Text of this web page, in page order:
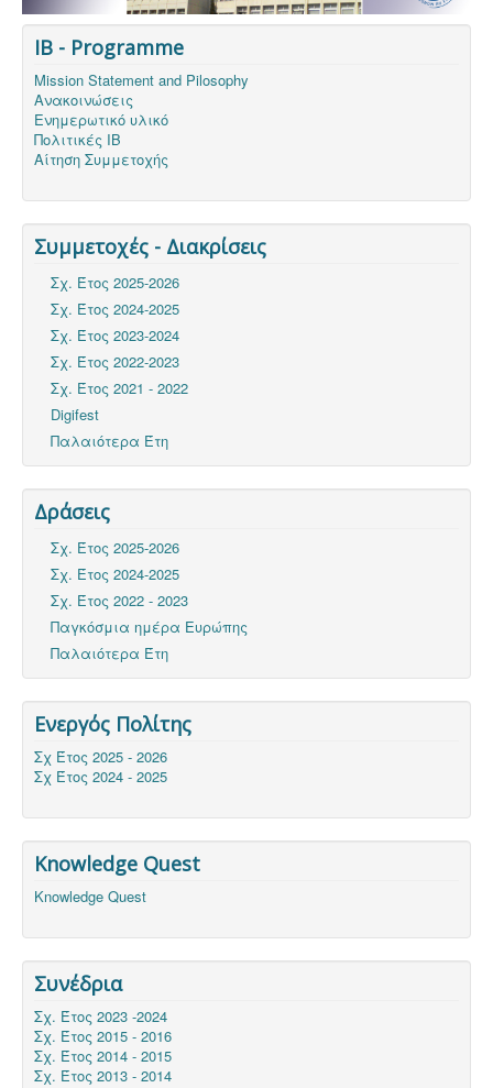
IB - Programme
Mission Statement and Pilosophy
Ανακοινώσεις
Ενημερωτικό υλικό
Πολιτικές ΙΒ
Αίτηση Συμμετοχής
Συμμετοχές - Διακρίσεις
Σχ. Έτος 2025-2026
Σχ. Έτος 2024-2025
Σχ. Έτος 2023-2024
Σχ. Έτος 2022-2023
Σχ. Έτος 2021 - 2022
Digifest
Παλαιότερα Έτη
Δράσεις
Σχ. Έτος 2025-2026
Σχ. Έτος 2024-2025
Σχ. Έτος 2022 - 2023
Παγκόσμια ημέρα Ευρώπης
Παλαιότερα Έτη
Ενεργός Πολίτης
Σχ Έτος 2025 - 2026
Σχ Έτος 2024 - 2025
Knowledge Quest
Knowledge Quest
Συνέδρια
Σχ. Έτος 2023 -2024
Σχ. Έτος 2015 - 2016
Σχ. Έτος 2014 - 2015
Σχ. Έτος 2013 - 2014